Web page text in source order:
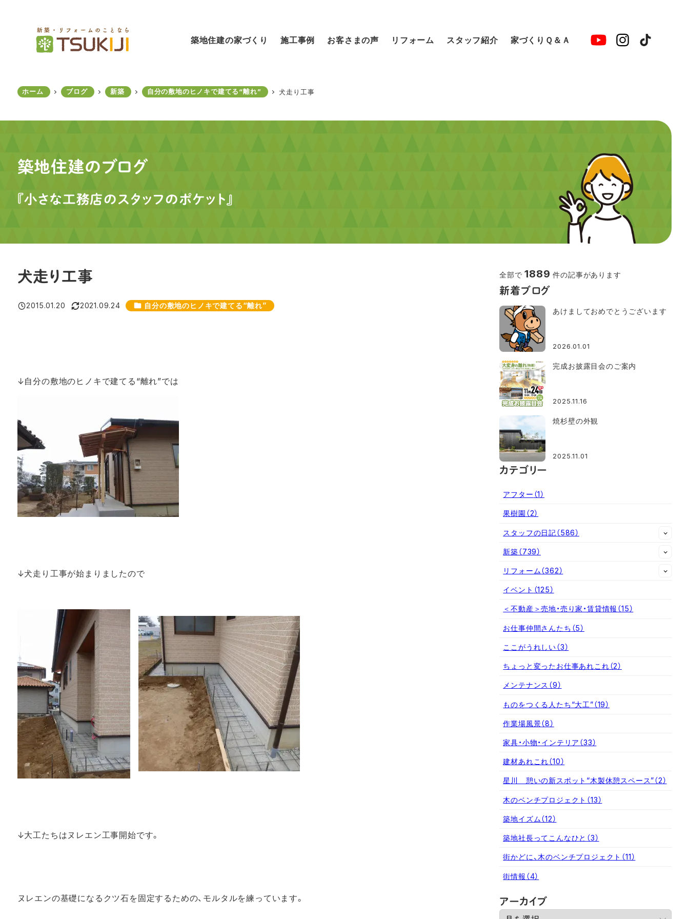
築地住建の家づくり 施工事例 お客さまの声 リフォーム スタッフ紹介 家づくりＱ＆Ａ
ホーム ブログ 新築 自分の敷地のヒノキで建てる“離れ” 犬走り工事
築地住建のブログ
『小さな工務店のスタッフのポケット』
犬走り工事
投稿日
2015.01.20
更新日
2021.09.24 カテゴリー
自分の敷地のヒノキで建てる“離れ”
↓自分の敷地のヒノキで建てる“離れ”では
↓犬走り工事が始まりましたので
↓大工たちはヌレエン工事開始です。
ヌレエンの基礎になるクツ石を固定するための、モルタルを練っています。
全部で1889 件の記事があります
新着ブログ
あけましておめでとうございます
2026.01.01
完成お披露目会のご案内
2025.11.16
焼杉壁の外観
2025.11.01
カテゴリー
アフター （1）
果樹園 （2）
スタッフの日記（586）
新築（739）
リフォーム（362）
イベント （125）
＜不動産＞売地・売り家・賃貸情報 （15）
お仕事仲間さんたち （5）
ここがうれしい（3）
ちょっと変ったお仕事あれこれ（2）
メンテナンス （9）
ものをつくる人たち“大工”（19）
作業場風景（8）
家具・小物・インテリア （33）
建材あれこれ（10）
星川 憩いの新スポット“木製休憩スペース”（2）
木のベンチプロジェクト （13）
築地イズム（12）
築地社長ってこんなひと （3）
街かどに、木のベンチプロジェクト （11）
街情報 （4）
アーカイブ
ー